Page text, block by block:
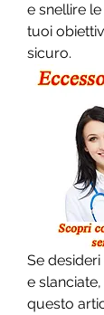
e snellire
tuoi
sicuro.
Se
e
questo